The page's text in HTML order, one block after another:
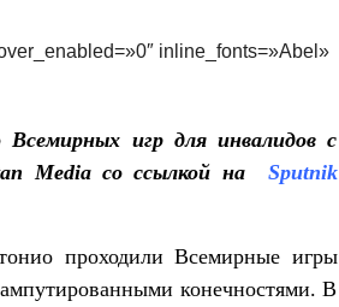
inline_fonts=»Abel»
Всемирных игр для инвалидов с
Media со ссылкой на
Sputnik
проходили Всемирные игры
конечностями. В